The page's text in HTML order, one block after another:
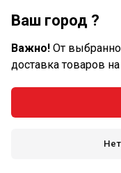
Ваш город ?
Важно! От
доставка товаров на